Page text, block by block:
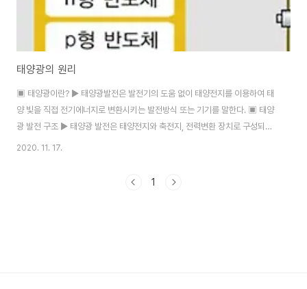
태양광의 원리
▣ 태양광이란? ▶ 태양광발전은 발전기의 도움 없이 태양전지를 이용하여 태
양 빛을 직접 전기에너지로 변환시키는 발전방식 또는 기기를 말한다. ▣ 태양
광 발전 구조 ▶ 태양광 발전은 태양전지와 축전지, 전력변환 장치로 구성되어
있다. ▶ 단결정 실린콘 태양전지의 겨우에는 실리콘에 5가지의 원소들인 인,
▣ 태양광 발전 원리 ▶ 태양빛이 P형 반도체와 N형 반도체를 접합시킨 태양
2020. 11. 17.
1